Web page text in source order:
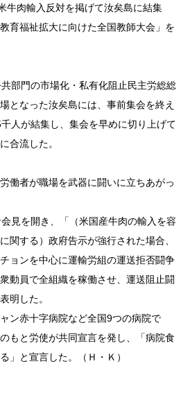
牛肉輸入反対を掲げて汝矣島に結集
育福祉拡大に向けた全国教師大会」を
部門の市場化・私有化阻止民主労総総
となった汝矣島には、事前集会を終え
人が結集し、集会を早めに切り上げて
合流した。
働者が職場を武器に闘いに立ちあがっ
見を開き、「（米国産牛肉の輸入を容
関する）政府告示が強行された場合、
ョンを中心に運輸労組の運送拒否闘争
動員で全組織を稼働させ、運送阻止闘
明した。
ン赤十字病院など全国9つの病院で
もと労使が共同宣言を発し、「病院食
」と宣言した。（Ｈ・Ｋ）